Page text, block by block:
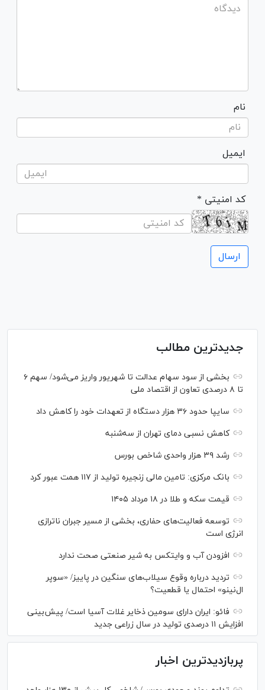
نام
ایمیل
* کد امنیتی
جدیدترین مطالب
بخشی از سود سهام عدالت تا شهریور واریز می‌شود/ سهم ۶
تا ۸ درصدی تعاون از اقتصاد ملی
سایپا حدود ۳۶ هزار دستگاه از تعهدات خود را کاهش داد
کاهش نسبی دمای تهران از سه‌شنبه
رشد ۳۹ هزار واحدی شاخص بورس
بانک مرکزی: تامین مالی زنجیره تولید از ۱۱۷ همت عبور کرد
قیمت سکه و طلا در ۱۸ مرداد ۱۴۰۵
توسعه فعالیت‌های حفاری، بخشی از مسیر جبران ناترازی
انرژی است
افزودن آب و وایتکس به شیر صنعتی صحت ندارد
تردید درباره وقوع سیلاب‌های سنگین در پاییز/ «سوپر
ال‌نینو» احتمال یا قطعیت؟
فائو: ایران دارای سومین ذخایر غلات آسیا است/ پیش‌بینی
افزایش ۱۱ درصدی تولید در سال زراعی جدید
پربازدیدترین اخبار